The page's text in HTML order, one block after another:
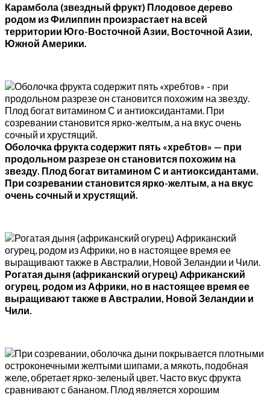
Карамбола (звездный фрукт) Плодовое дерево
родом из Филиппин произрастает на всей
территории Юго-Восточной Азии, Восточной Азии,
Южной Америки.
Оболочка фрукта содержит пять «хребтов» — при
продольном разрезе он становится похожим на
звезду. Плод богат витамином С и антиоксидантами.
При созревании становится ярко-желтым, а на вкус
очень сочный и хрустящий.
Рогатая дыня (африканский огурец) Aфриканский
огурец, родом из Африки, но в настоящее время ее
выращивают также в Австралии, Новой Зеландии и
Чили.